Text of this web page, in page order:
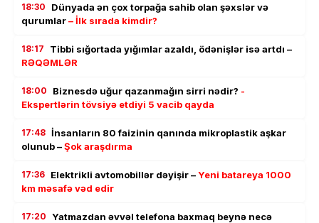
18:30
Dünyada ən çox torpağa sahib olan şəxslər və
qurumlar– İlk sırada kimdir?
18:17
Tibbi sığortada yığımlar azaldı, ödənişlər isə artdı –
RƏQƏMLƏR
18:00 Biznesdə uğur qazanmağın sirri nədir? -
Ekspertlərin tövsiyə etdiyi 5 vacib qayda
17:48 İnsanların 80 faizinin qanında mikroplastik aşkar
olunub –Şok araşdırma
17:36 Elektrikli avtomobillər dəyişir –Yeni batareya 1000
km məsafə vəd edir
17:20 Yatmazdan əvvəl telefona baxmaq beynə necə